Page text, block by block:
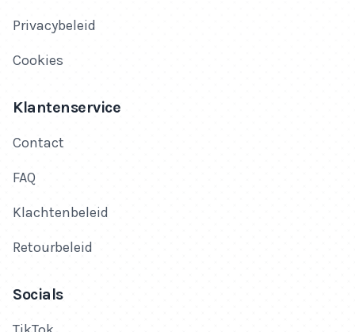
Privacybeleid
Cookies
Klantenservice
Contact
FAQ
Klachtenbeleid
Retourbeleid
Socials